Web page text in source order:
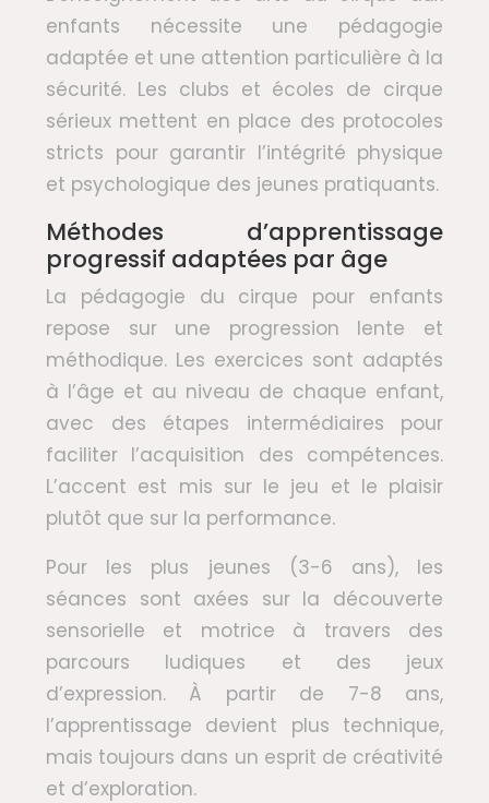
enfants nécessite une pédagogie
adaptée et une attention particulière à la
sécurité. Les clubs et écoles de cirque
sérieux mettent en place des protocoles
stricts pour garantir l’intégrité physique
et psychologique des jeunes pratiquants.
Méthodes d’apprentissage
progressif adaptées par âge
La pédagogie du cirque pour enfants
repose sur une progression lente et
méthodique. Les exercices sont adaptés
à l’âge et au niveau de chaque enfant,
avec des étapes intermédiaires pour
faciliter l’acquisition des compétences.
L’accent est mis sur le jeu et le plaisir
plutôt que sur la performance.
Pour les plus jeunes (3-6 ans), les
séances sont axées sur la découverte
sensorielle et motrice à travers des
parcours ludiques et des jeux
d’expression. À partir de 7-8 ans,
l’apprentissage devient plus technique,
mais toujours dans un esprit de créativité
et d’exploration.